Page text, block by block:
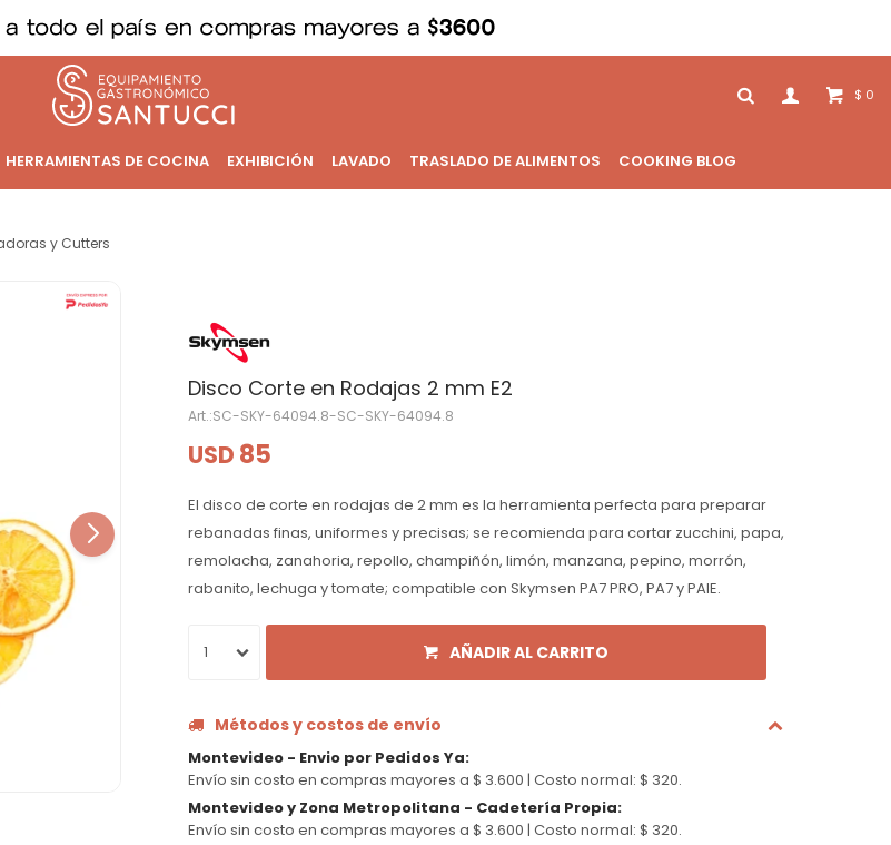
HERRAMIENTAS DE COCINA EXHIBICIÓN LAVADO TRASLADO DE ALIMENTOS COOKING BLOG
$ 0
y Cutters
Disco Corte en Rodajas 2 mm E2
SC-SKY-64094.8-SC-SKY-64094.8
USD 85
El disco de corte en rodajas de 2 mm es la herramienta perfecta para preparar
rebanadas finas, uniformes y precisas; se recomienda para cortar zucchini, papa,
remolacha, zanahoria, repollo, champiñón, limón, manzana, pepino, morrón,
rabanito, lechuga y tomate; compatible con Skymsen PA7 PRO, PA7 y PAIE.
1 AÑADIR AL CARRITO
Métodos y costos de envío
Montevideo - Envio por Pedidos Ya:
Envío sin costo en compras mayores a $ 3.600 | Costo normal: $ 320.
Montevideo y Zona Metropolitana - Cadetería Propia:
Envío sin costo en compras mayores a $ 3.600 | Costo normal: $ 320.